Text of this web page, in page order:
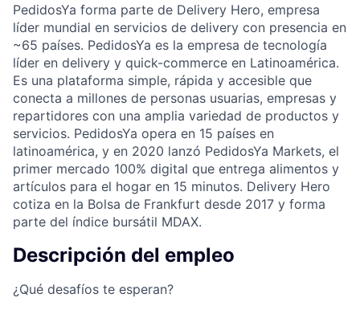
PedidosYa forma parte de Delivery Hero, empresa
líder mundial en servicios de delivery con presencia en
~65 países. PedidosYa es la empresa de tecnología
líder en delivery y quick-commerce en Latinoamérica.
Es una plataforma simple, rápida y accesible que
conecta a millones de personas usuarias, empresas y
repartidores con una amplia variedad de productos y
servicios. PedidosYa opera en 15 países en
latinoamérica, y en 2020 lanzó PedidosYa Markets, el
primer mercado 100% digital que entrega alimentos y
artículos para el hogar en 15 minutos. Delivery Hero
cotiza en la Bolsa de Frankfurt desde 2017 y forma
parte del índice bursátil MDAX.
Descripción del empleo
¿Qué desafíos te esperan?